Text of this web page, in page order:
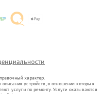
характер.
устройств, в отношении которых
услуги по ремонту. Услуги оказываются